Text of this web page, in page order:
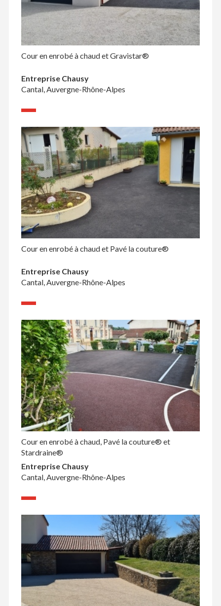
Cour en enrobé à chaud et Gravistar®
Entreprise Chausy
Cantal, Auvergne-Rhône-Alpes
Cour en enrobé à chaud et Pavé la couture®
Entreprise Chausy
Cantal, Auvergne-Rhône-Alpes
Cour en enrobé à chaud, Pavé la couture® et
Stardraine®
Entreprise Chausy
Cantal, Auvergne-Rhône-Alpes